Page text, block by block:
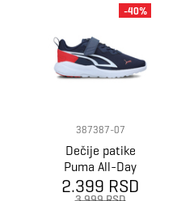
387387-07
Dečije patike
Puma All-Day
Active Ac+ Ps
2.399 RSD
-40%